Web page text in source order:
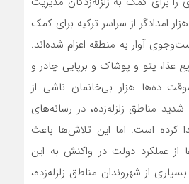
کرده است. بیش از ۱۴۱ هزار امدادگر از سراسر ترکیه برای کمک
آوار به منطقه اعزام شده‌اند.
غذا، پتو و پوشاک و برپایی چادر و
ده‌ها هزار بی‌خانمان ناشی از
مناطق زلزله‌زده، در رسانه‌های
کرده است. اما این تلاش‌ها باعث
از عملکرد دولت در واکنش به این
از شهروندان مناطق زلزله‌زده،